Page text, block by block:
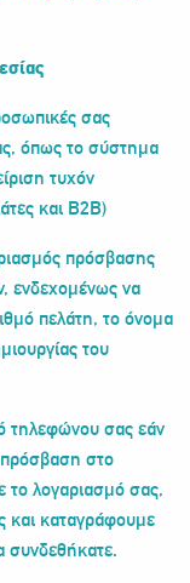
σας
όπως το σύστημα
τυχόν
και B2B)
πρόσβασης
ενδεχομένως να
πελάτη, το όνομα
του
τηλεφώνου σας εάν
πρόσβαση στο
το λογαριασμό σας,
και καταγράφουμε
συνδεθήκατε.